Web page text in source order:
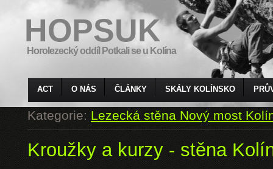
HOPSUK
Horolezecký oddíl Potkali se u Kolína
ACT O NÁS ČLÁNKY SKÁLY KOLÍNSKO
Kategorie:Lezecká stěna Nový most
Kroužky a kurzy - stěna